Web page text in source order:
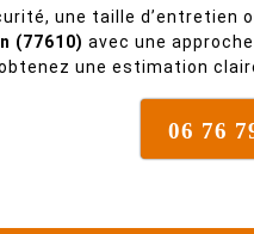
une taille d’entretien
(77610) avec une
une estimation
06 76